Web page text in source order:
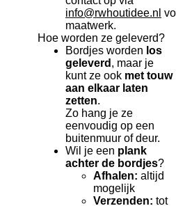
info@rwhoutidee.nl
maatwerk.
Hoe worden ze geleverd?
Bordjes worden los
geleverd , maar je
kunt ze ook met touw
aan elkaar laten
zetten.
Zo hang je ze
eenvoudig op een
buitenmuur of deur.
Wil je een plank
achter de bordjes?
Afhalen: altijd
mogelijk
Verzenden: tot